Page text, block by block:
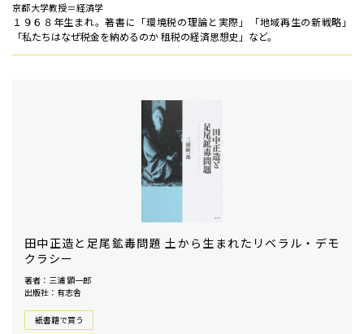
京都大学教授＝経済学
１９６８年生まれ。著書に「環境税の理論と実際」「地域再生の新戦略」
「私たちはなぜ税金を納めるのか 租税の経済思想史」など。
田中正造と足尾鉱毒問題 土から生まれたリベラル・デモ
クラシー
著者：三浦 顕一郎
出版社：有志舎
紙書籍で買う